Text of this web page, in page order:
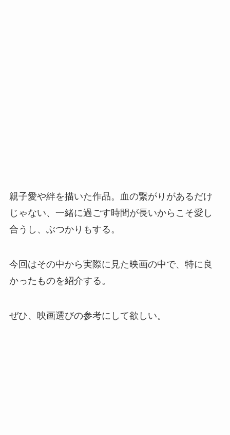
親子愛や絆を描いた作品。血の繋がりがあるだけ
じゃない、一緒に過ごす時間が長いからこそ愛し
合うし、ぶつかりもする。
今回はその中から実際に見た映画の中で、特に良
かったものを紹介する。
ぜひ、映画選びの参考にして欲しい。